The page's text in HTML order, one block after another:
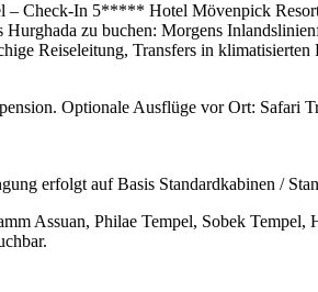
Check-In 5***** Hotel Mövenpick
zu buchen: Morgens
Reiseleitung, Transfers in
Optionale Ausflüge vor Ort: Safari
erfolgt auf Basis Standardkabinen /
Assuan, Philae Tempel, Sobek